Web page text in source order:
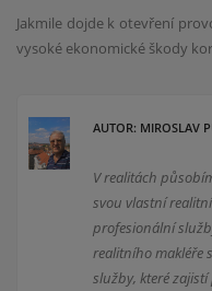
Jakmile dojde k otevření
vysoké ekonomické škody
AUTOR: MIROSLAV
V realitách
svou vlastní
profesionální
realitního makléře
služby, které